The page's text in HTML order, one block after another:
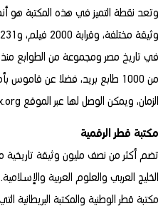
في تاريخ مصر ومجموعة من الطوابع منذ
من 1000 طابع بريد، فضلا عن
الزمان، ويمكن الوصل لها عبر الموقع
مكتبة قطر الرقمية
تضم أكثر من نصف مليون وثيقة تاريخية
الخليج العربي والعلوم العربية